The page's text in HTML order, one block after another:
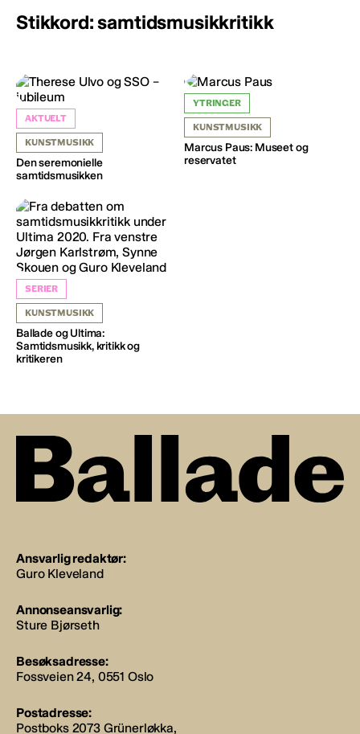
Stikkord: samtidsmusikkritikk
AKTUELT
KUNSTMUSIKK
Den seremonielle
samtidsmusikken
YTRINGER
KUNSTMUSIKK
Marcus Paus: Museet og
reservatet
SERIER
KUNSTMUSIKK
Ballade og Ultima:
Samtidsmusikk, kritikk og
kritikeren
Ansvarlig redaktør:
Guro Kleveland
Annonseansvarlig:
Sture Bjørseth
Besøksadresse:
Fossveien 24, 0551 Oslo
Postadresse:
Postboks 2073 Grünerløkka,